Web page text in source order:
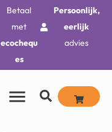
Betaal
met
ecochequ
es
Persoonlijk,
eerlijk
advies